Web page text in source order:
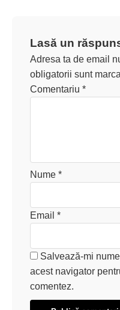
Lasă un
Adresa ta de email
obligatorii sunt
Comentariu *
Nume *
Email *
Salvează-mi
acest navigator
comentez.